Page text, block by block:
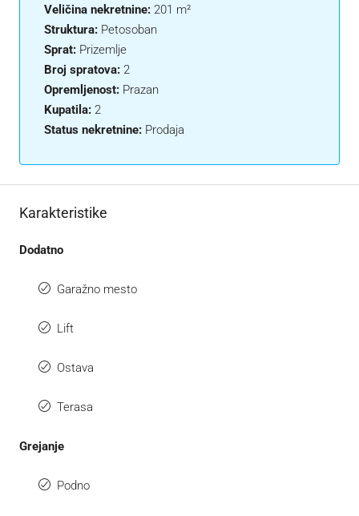
Veličina nekretnine: 201 m²
Struktura: Petosoban
Sprat: Prizemlje
Broj spratova: 2
Opremljenost: Prazan
Kupatila: 2
Status nekretnine: Prodaja
Karakteristike
Dodatno
Garažno mesto
Lift
Ostava
Terasa
Grejanje
Podno